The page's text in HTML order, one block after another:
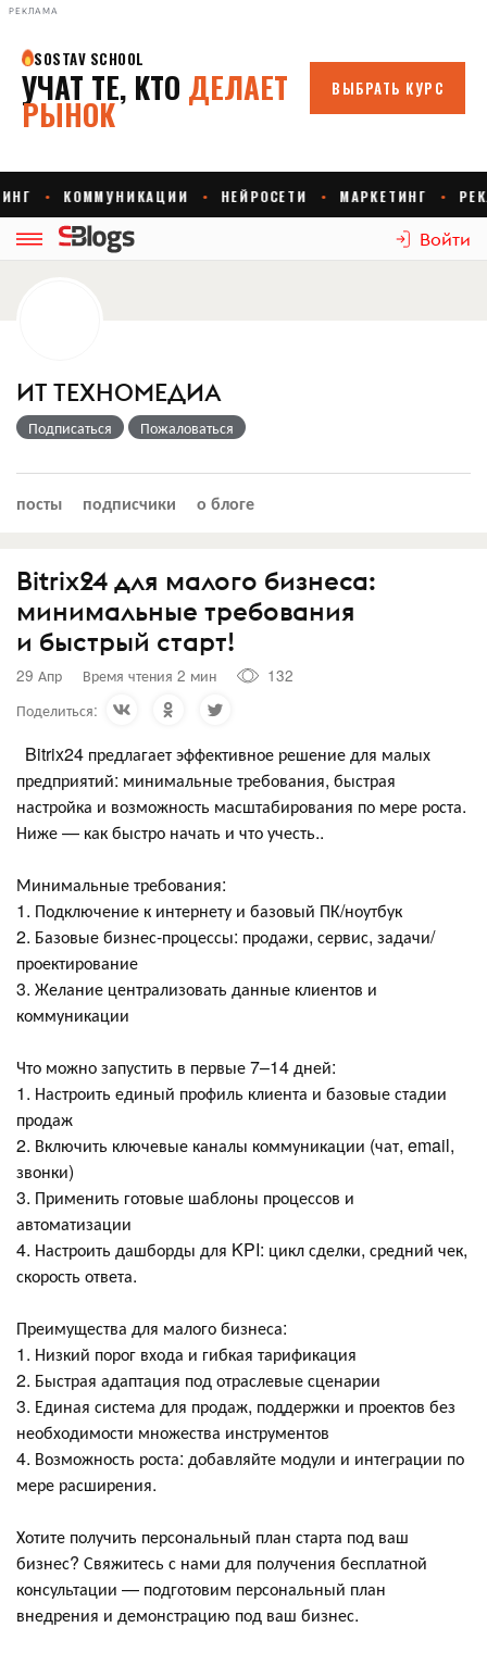
РЕКЛАМА
Войти
ИТ ТЕХНОМЕДИА
Подписаться Пожаловаться
посты подписчики о блоге
Bitrix24 для малого бизнеса:
минимальные требования
и быстрый старт!
29 Апр Время чтения 2 мин
132
Поделиться:
Bitrix24 предлагает эффективное решение для малых
предприятий: минимальные требования, быстрая
настройка и возможность масштабирования по мере роста.
Ниже — как быстро начать и что учесть..
Минимальные требования:
1. Подключение к интернету и базовый ПК/ноутбук
2. Базовые бизнес-процессы: продажи, сервис, задачи/
проектирование
3. Желание централизовать данные клиентов и
коммуникации
Что можно запустить в первые 7–14 дней:
1. Настроить единый профиль клиента и базовые стадии
продаж
2. Включить ключевые каналы коммуникации (чат, email,
звонки)
3. Применить готовые шаблоны процессов и
автоматизации
4. Настроить дашборды для KPI: цикл сделки, средний чек,
скорость ответа.
Преимущества для малого бизнеса:
1. Низкий порог входа и гибкая тарификация
2. Быстрая адаптация под отраслевые сценарии
3. Единая система для продаж, поддержки и проектов без
необходимости множества инструментов
4. Возможность роста: добавляйте модули и интеграции по
мере расширения.
Хотите получить персональный план старта под ваш
бизнес? Свяжитесь с нами для получения бесплатной
консультации — подготовим персональный план
внедрения и демонстрацию под ваш бизнес.